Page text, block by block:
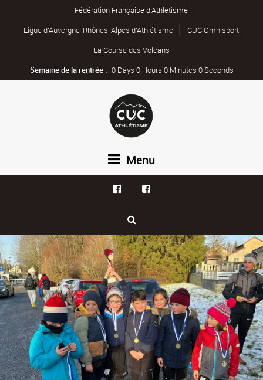
Fédération Française d’Athlétisme
Ligue d’Auvergne-Rhônes-Alpes d’Athlétisme
CUC Omnisport
La Course des Volcans
Semaine de la rentrée : 0 Days 0 Hours 0 Minutes 0 Seconds
Menu